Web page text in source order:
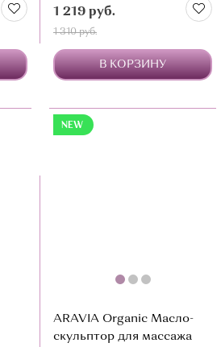
1 219 руб.
1 310 руб.
В КОРЗИНУ
NEW
ARAVIA Organic Масло-
скульптор для массажа